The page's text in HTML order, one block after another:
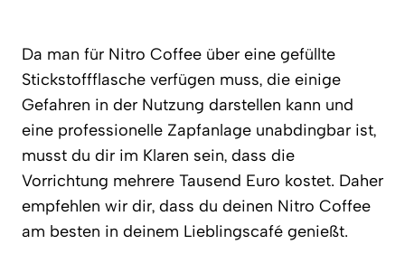
Da man für Nitro Coffee über eine gefüllte
Stickstoffflasche verfügen muss, die einige
Gefahren in der Nutzung darstellen kann und
eine professionelle Zapfanlage unabdingbar ist,
musst du dir im Klaren sein, dass die
Vorrichtung mehrere Tausend Euro kostet. Daher
empfehlen wir dir, dass du deinen Nitro Coffee
am besten in deinem Lieblingscafé genießt.